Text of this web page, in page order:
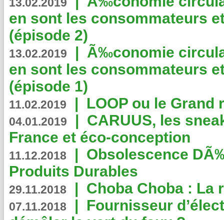
en sont les consommateurs
(épisode 2)
13.02.2019 | Ã‰conomie
en sont les consommateurs
(épisode 1)
11.02.2019 | LOOP ou le Grand
04.01.2019 | CARUUS, les
France et éco-conception
11.12.2018 | Obsolescence
Produits Durables
29.11.2018 | Choba Choba : La
07.11.2018 | Fournisseur